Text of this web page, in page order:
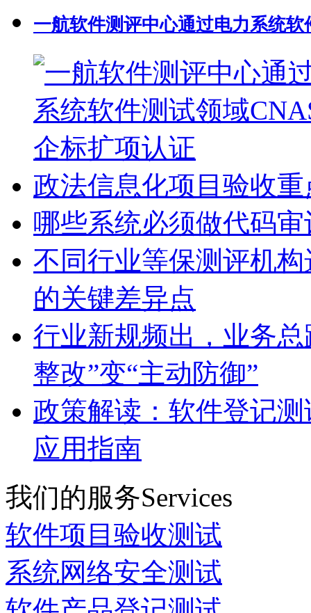
一航软件测评中心通过电力系统
政法信息化项目验收
哪些系统必须做代码
不同行业等保测评机
的关键差异点
行业新规频出，业务
整改”变“主动防御”
政策解读：软件登记
应用指南
我们的服务Services
软件项目验收测试
系统网络安全测试